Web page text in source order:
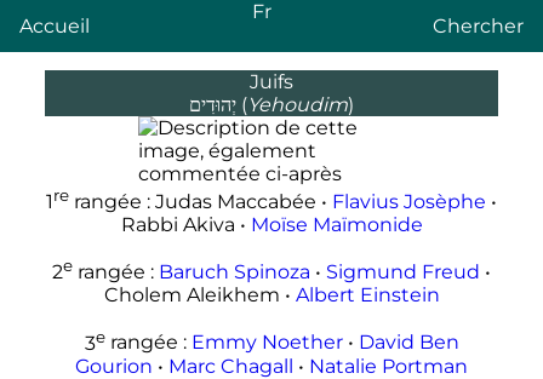
Accueil
Fr
Chercher
Juifs
יְהוּדִים (Yehoudim)
1re rangée : Judas Maccabée • Flavius Josèphe •
Rabbi Akiva • Moïse Maïmonide
2e rangée : Baruch Spinoza • Sigmund Freud •
Cholem Aleikhem • Albert Einstein
3erangée : Emmy Noether• David Ben
Gourion • Marc Chagall • Natalie Portman